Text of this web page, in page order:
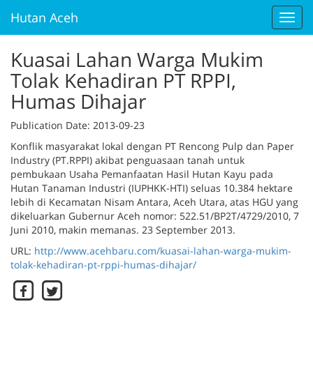
Hutan Aceh
Kuasai Lahan Warga Mukim
Tolak Kehadiran PT RPPI,
Humas Dihajar
Publication Date: 2013-09-23
Konflik masyarakat lokal dengan PT Rencong Pulp dan Paper
Industry (PT.RPPI) akibat penguasaan tanah untuk
pembukaan Usaha Pemanfaatan Hasil Hutan Kayu pada
Hutan Tanaman Industri (IUPHKK-HTI) seluas 10.384 hektare
lebih di Kecamatan Nisam Antara, Aceh Utara, atas HGU yang
dikeluarkan Gubernur Aceh nomor: 522.51/BP2T/4729/2010, 7
Juni 2010, makin memanas. 23 September 2013.
URL: http://www.acehbaru.com/kuasai-lahan-warga-mukim-
tolak-kehadiran-pt-rppi-humas-dihajar/